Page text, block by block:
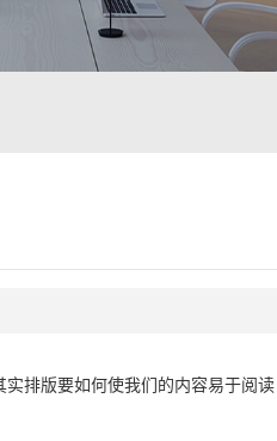
排版要如何使我们的内容易于阅